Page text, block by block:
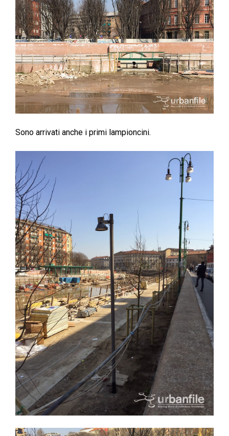
Sono arrivati anche i primi lampioncini.